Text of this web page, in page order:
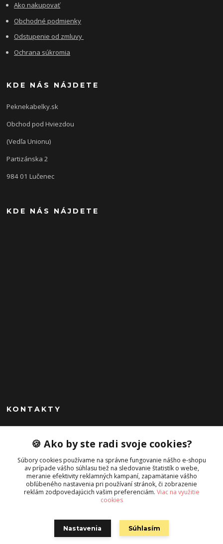
Ako nakupovať
Obchodné podmienky
Odstupenie od zmluvy
Ochrana súkromia
KDE NÁS NÁJDETE
Peknekabelky.sk
Obchod pod Hviezdou
(Vedľa Unionu)
Partizánska 2
984 01 Lučenec
KDE NÁS NÁJDETE
KONTAKTY
Peknekabelky.sk
+421 949747302
Po-Pia 10-16
info@peknekabelky.sk
🍪 Ako by ste radi svoje cookies?
Súbory cookies používame na správne fungovanie nášho e-shopu
av prípade vášho súhlasu tiež na sledovanie štatistík o webe,
meranie efektivity reklamných kampaní, zapamätanie vášho
obľúbeného nastavenia pri používaní stránok, či zobrazenie
reklám zodpovedajúcich vašim preferenciám. Viac na využitie
cookies
Nastavenia Súhlasím